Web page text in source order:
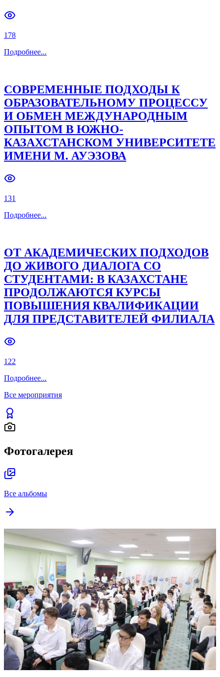
178
Подробнее...
СОВРЕМЕННЫЕ ПОДХОДЫ К
ОБРАЗОВАТЕЛЬНОМУ ПРОЦЕССУ
И ОБМЕН МЕЖДУНАРОДНЫМ
ОПЫТОМ В ЮЖНО-
КАЗАХСТАНСКОМ УНИВЕРСИТЕТЕ
ИМЕНИ М. АУЭЗОВА
131
Подробнее...
ОТ АКАДЕМИЧЕСКИХ ПОДХОДОВ
ДО ЖИВОГО ДИАЛОГА СО
СТУДЕНТАМИ: В КАЗАХСТАНЕ
ПРОДОЛЖАЮТСЯ КУРСЫ
ПОВЫШЕНИЯ КВАЛИФИКАЦИИ
ДЛЯ ПРЕДСТАВИТЕЛЕЙ ФИЛИАЛА
122
Подробнее...
Все мероприятия
Фотогалерея
Все альбомы